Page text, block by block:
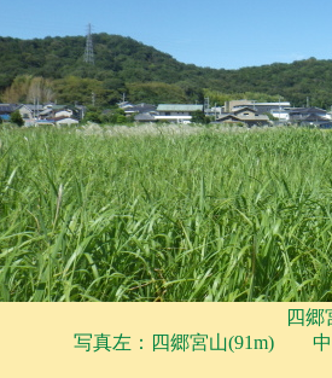
四郷
写真左：四郷宮山(91m)